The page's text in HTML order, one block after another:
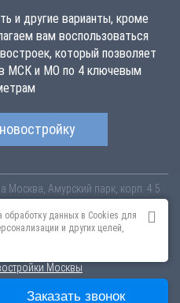
и другие варианты, кроме
вам воспользоваться
который позволяет
МСК и МО по 4 ключевым
Москва, Амурский парк, корп. 4.5
квартиру в новом жилом
«ПИК-специализированный
Квартиры различных планировок
Москвы
источников, не является
для ознакомления.
обработку данных в Cookies для
и других целей,
Заказать звонок